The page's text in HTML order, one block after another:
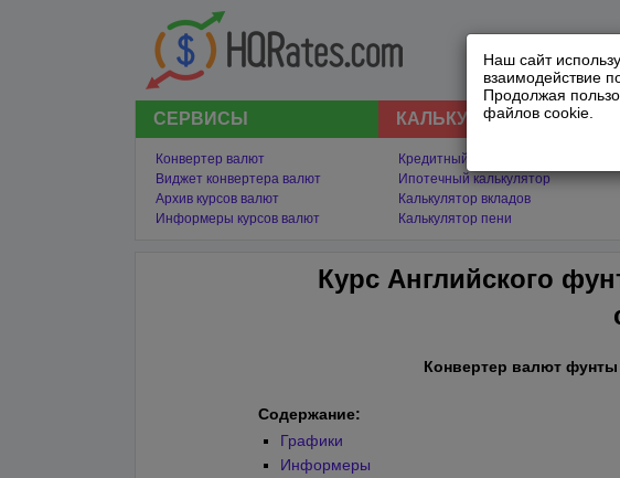
Наш сайт
взаимодействие
Продолжая
файлов cookie.
СЕРВИСЫ
Конвертер валют
Виджет конвертера валют
Архив курсов валют
Информеры курсов валют
КАЛЬКУЛЯТОРЫ
Кредитный калькулятор
Ипотечный калькулятор
Калькулятор вкладов
Калькулятор пени
Курс Английского
Конвертер валют
Содержание:
Графики
Информеры